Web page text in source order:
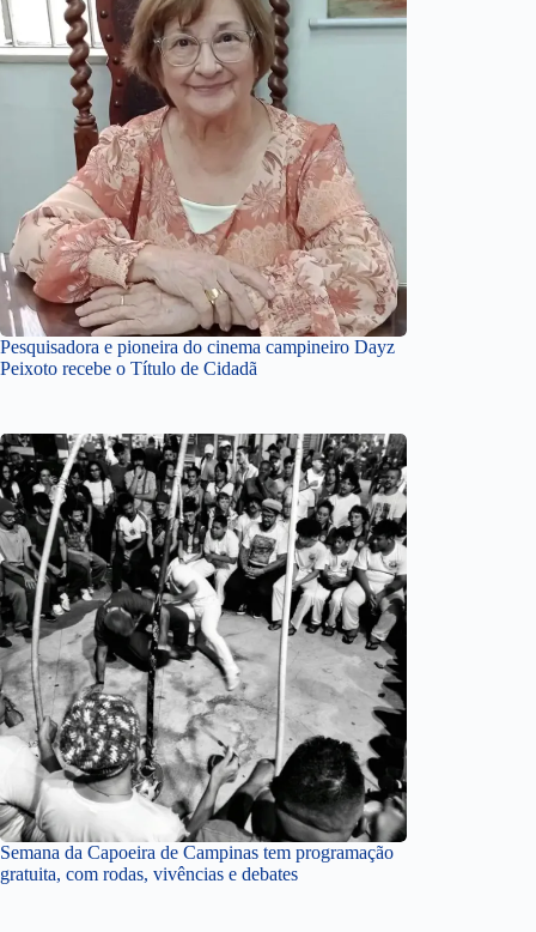
Pesquisadora e pioneira do cinema campineiro Dayz
Peixoto recebe o Título de Cidadã
Semana da Capoeira de Campinas tem programação
gratuita, com rodas, vivências e debates